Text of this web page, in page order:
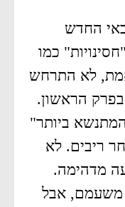
החדש
כמו
לא התרחש
בפרק הראשון.
ביותר"
ריבים. לא
מדהימה.
משעמם, אבל